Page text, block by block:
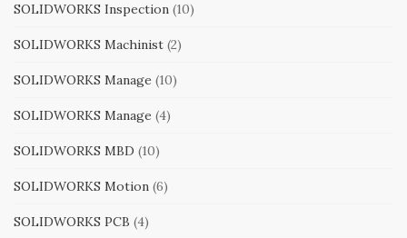
SOLIDWORKS Inspection (10)
SOLIDWORKS Machinist (2)
SOLIDWORKS Manage (10)
SOLIDWORKS Manage (4)
SOLIDWORKS MBD (10)
SOLIDWORKS Motion (6)
SOLIDWORKS PCB (4)